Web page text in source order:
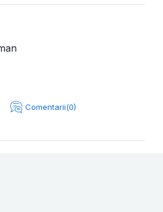
Comentarii(0)